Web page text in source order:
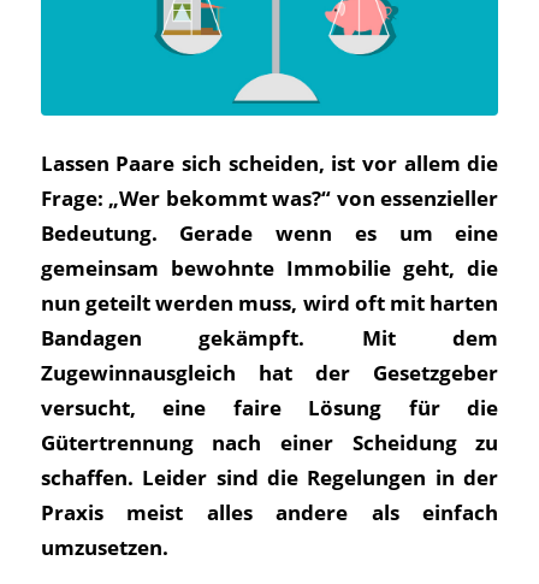
Lassen Paare sich scheiden, ist vor allem die
Frage: „Wer bekommt was?“ von essenzieller
Bedeutung. Gerade wenn es um eine
gemeinsam bewohnte Immobilie geht, die
nun geteilt werden muss, wird oft mit harten
Bandagen gekämpft. Mit dem
Zugewinnausgleich hat der Gesetzgeber
versucht, eine faire Lösung für die
Gütertrennung nach einer Scheidung zu
schaffen. Leider sind die Regelungen in der
Praxis meist alles andere als einfach
umzusetzen.